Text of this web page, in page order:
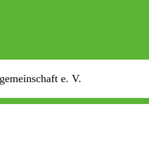
e. V.